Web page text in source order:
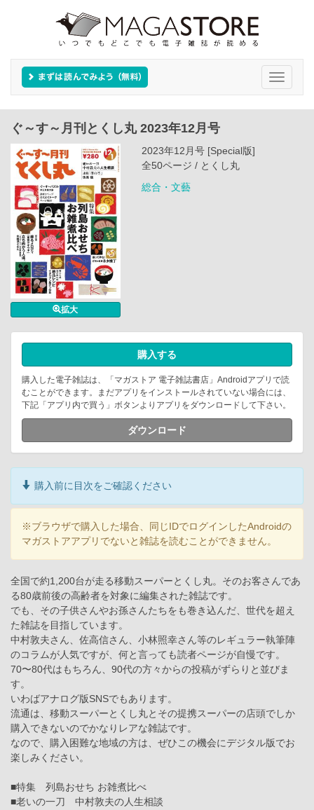
Toggle
ぐ～す～月刊とくし丸 2023年12月号
拡大
2023年12月号 [Special版]
全50ページ / とくし丸
総合・文藝
購入する
購入した電子雑誌は、「マガストア 電子雑誌書店」Androidアプリで読
むことができます。まだアプリをインストールされていない場合には、
下記「アプリ内で買う」ボタンよりアプリをダウンロードして下さい。
ダウンロード
購入前に目次をご確認ください
※ブラウザで購入した場合、同じIDでログインしたAndroidの
マガストアアプリでないと雑誌を読むことができません。
全国で約1,200台が走る移動スーパーとくし丸。そのお客さんであ
る80歳前後の高齢者を対象に編集された雑誌です。
でも、その子供さんやお孫さんたちをも巻き込んだ、世代を超え
た雑誌を目指しています。
中村敦夫さん、佐高信さん、小林照幸さん等のレギュラー執筆陣
のコラムが人気ですが、何と言っても読者ページが自慢です。
70〜80代はもちろん、90代の方々からの投稿がずらりと並びま
す。
いわばアナログ版SNSでもあります。
流通は、移動スーパーとくし丸とその提携スーパーの店頭でしか
購入できないのでかなりレアな雑誌です。
なので、購入困難な地域の方は、ぜひこの機会にデジタル版でお
楽しみください。
■特集 列島おせち お雑煮比べ
■老いの一刀 中村敦夫の人生相談